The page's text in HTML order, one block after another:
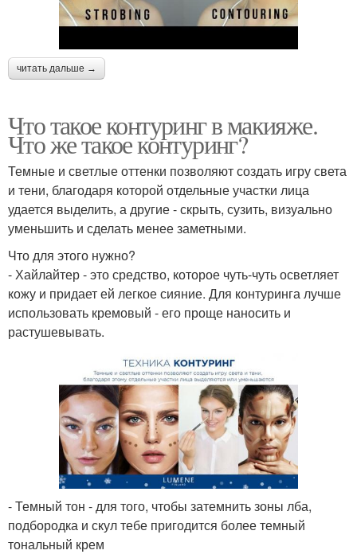
читать дальше →
Что такое контуринг в макияже.
Что же такое контуринг?
Темные и светлые оттенки позволяют создать игру света
и тени, благодаря которой отдельные участки лица
удается выделить, а другие - скрыть, сузить, визуально
уменьшить и сделать менее заметными.
Что для этого нужно?
- Хайлайтер - это средство, которое чуть-чуть осветляет
кожу и придает ей легкое сияние. Для контуринга лучше
использовать кремовый - его проще наносить и
растушевывать.
- Темный тон - для того, чтобы затемнить зоны лба,
подбородка и скул тебе пригодится более темный
тональный крем